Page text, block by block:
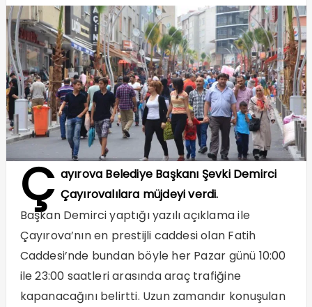
Ç ayırova Belediye Başkanı Şevki Demirci
Çayırovalılara müjdeyi verdi.
Başkan Demirci yaptığı yazılı açıklama ile
Çayırova’nın en prestijli caddesi olan Fatih
Caddesi’nde bundan böyle her Pazar günü 10:00
ile 23:00 saatleri arasında araç trafiğine
kapanacağını belirtti. Uzun zamandır konuşulan